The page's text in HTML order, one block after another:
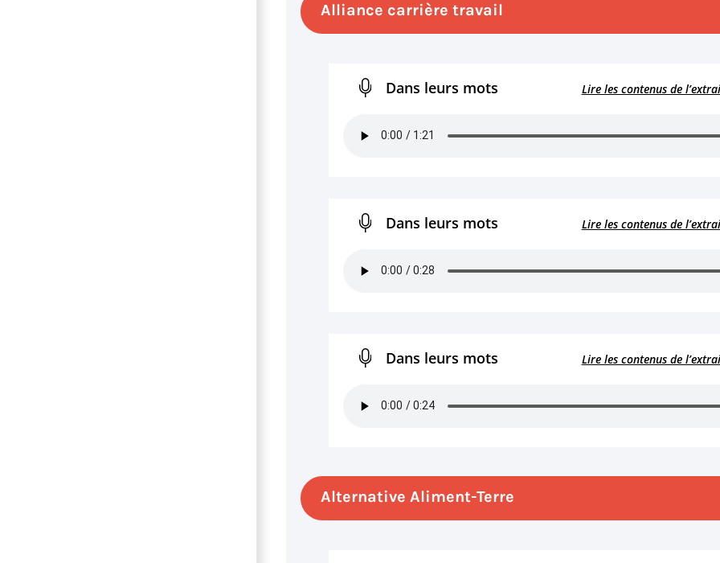
Alliance carrière travail
Dans leurs mots Lire les contenus de
Dans leurs mots Lire les contenus de
Dans leurs mots Lire les contenus de
Alternative Aliment-Terre